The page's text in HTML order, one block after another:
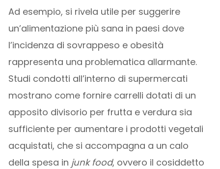
Ad esempio, si rivela utile per suggerire
un’alimentazione più sana in paesi dove
l’incidenza di sovrappeso e obesità
rappresenta una problematica allarmante.
Studi condotti all’interno di supermercati
mostrano come fornire carrelli dotati di un
apposito divisorio per frutta e verdura sia
sufficiente per aumentare i prodotti vegetali
acquistati, che si accompagna a un calo
della spesa in junk food, ovvero il cosiddetto